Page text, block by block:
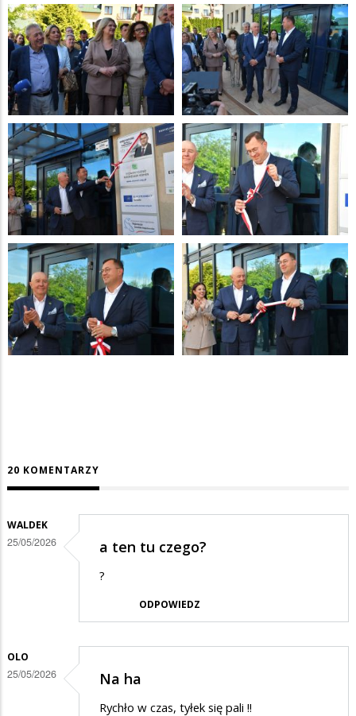
20 KOMENTARZY
WALDEK
25/05/2026 a ten tu czego?
?
ODPOWIEDZ
OLO
25/05/2026 Na ha
Rychło w czas, tyłek się pali !!